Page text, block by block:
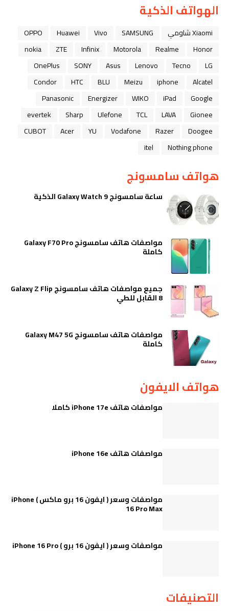
الهواتف الذكية
Xiaomi شاومي SAMSUNG
Vivo
Huawei
OPPO
Honor
Realme
Motorola
Infinix
ZTE
nokia
LG
Tecno
Lenovo
Asus
SONY
OnePlus
Alcatel
iphone
Meizu
BLU
HTC
Condor
Google
iPad
WIKO
Energizer
Panasonic
Gionee
LAVA
TCL
Ulefone
Sharp
evertek
Doogee
Razer
Vodafone
YU
Acer
CUBOT
Nothing phone
itel
هواتف سامسونج
ساعة سامسونج Galaxy Watch 9 الذكية
مواصفات هاتف سامسونج Galaxy F70 Pro
كاملة
جميع مواصفات هاتف سامسونج Galaxy Z Flip
8 القابل للطي
مواصفات هاتف سامسونج Galaxy M47 5G
كاملة
هواتف الايفون
مواصفات هاتف iPhone 17e كاملا
مواصفات هاتف iPhone 16e
مواصفات وسعر ( ايفون 16 برو ماكس ) iPhone
16 Pro Max
مواصفات وسعر ( ايفون 16 برو ) iPhone 16 Pro
التصنيفات